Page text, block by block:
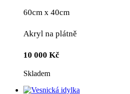
60cm x 40cm
Akryl na plátně
10 000 Kč
Skladem